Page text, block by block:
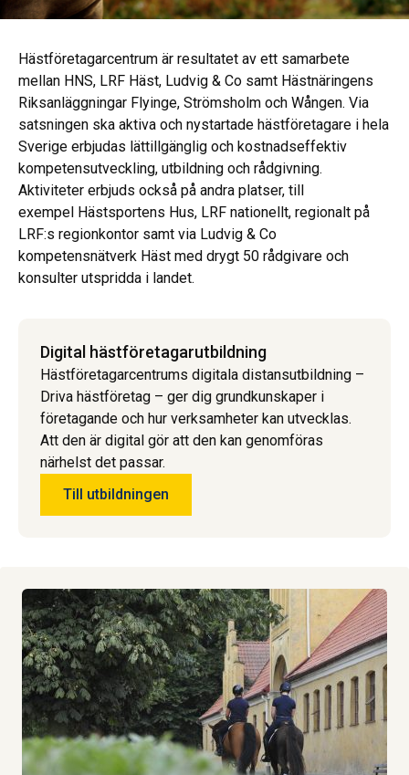
Hästföretagarcentrum är resultatet av ett samarbete
mellan HNS, LRF Häst, Ludvig & Co samt Hästnäringens
Riksanläggningar Flyinge, Strömsholm och Wången. Via
satsningen ska aktiva och nystartade hästföretagare i hela
Sverige erbjudas lättillgänglig och kostnadseffektiv
kompetensutveckling, utbildning och rådgivning.
Aktiviteter erbjuds också på andra platser, till
exempel Hästsportens Hus, LRF nationellt, regionalt på
LRF:s regionkontor samt via Ludvig & Co
kompetensnätverk Häst med drygt 50 rådgivare och
konsulter utspridda i landet.
Digital hästföretagarutbildning
Hästföretagarcentrums digitala distansutbildning –
Driva hästföretag – ger dig grundkunskaper i
företagande och hur verksamheter kan utvecklas.
Att den är digital gör att den kan genomföras
närhelst det passar.
Till utbildningen